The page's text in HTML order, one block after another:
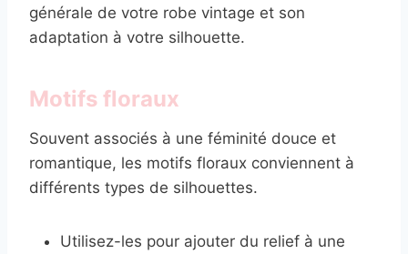
générale de votre robe vintage et son
adaptation à votre silhouette.
Motifs floraux
Souvent associés à une féminité douce et
romantique, les motifs floraux conviennent à
différents types de silhouettes.
Utilisez-les pour ajouter du relief à une